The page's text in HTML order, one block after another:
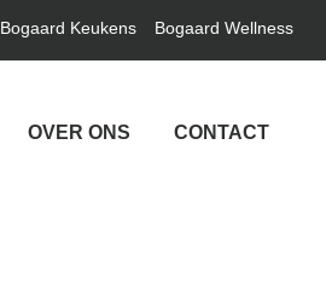
Bogaard Keukens Bogaard Wellness
OVER ONS CONTACT